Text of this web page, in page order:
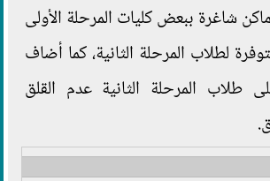
شاغرة ببعض كليات المرحلة الأولى
لطلاب المرحلة الثانية، كما أضاف
طلاب المرحلة الثانية عدم القلق